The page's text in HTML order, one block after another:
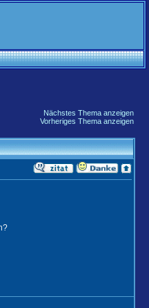
Nächstes Thema anzeigen
Vorheriges Thema anzeigen